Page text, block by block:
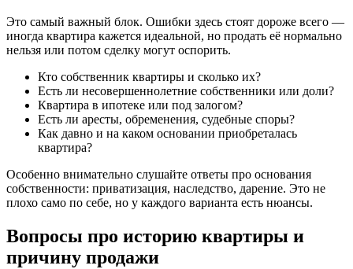
Это самый важный блок. Ошибки здесь стоят дороже всего —
иногда квартира кажется идеальной, но продать её нормально
нельзя или потом сделку могут оспорить.
Кто собственник квартиры и сколько их?
Есть ли несовершеннолетние собственники или доли?
Квартира в ипотеке или под залогом?
Есть ли аресты, обременения, судебные споры?
Как давно и на каком основании приобреталась
квартира?
Особенно внимательно слушайте ответы про основания
собственности: приватизация, наследство, дарение. Это не
плохо само по себе, но у каждого варианта есть нюансы.
Вопросы про историю квартиры и
причину продажи